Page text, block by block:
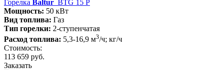
Горелка Baltur BTG 15 P
Мощность: 50 кВт
Вид топлива: Газ
Тип горелки: 2-ступенчатая
Расход топлива: 5,3-16,9 м3/ч; кг/ч
Стоимость:
113 659 руб.
Заказать